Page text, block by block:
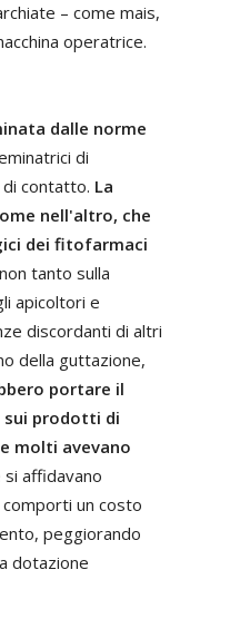
– come mais,
operatrice.
dalle norme
di
contatto. La
nell'altro, che
dei fitofarmaci
tanto sulla
apicoltori e
discordanti di altri
della guttazione,
portare il
sui prodotti di
molti avevano
affidavano
un costo
peggiorando
dotazione